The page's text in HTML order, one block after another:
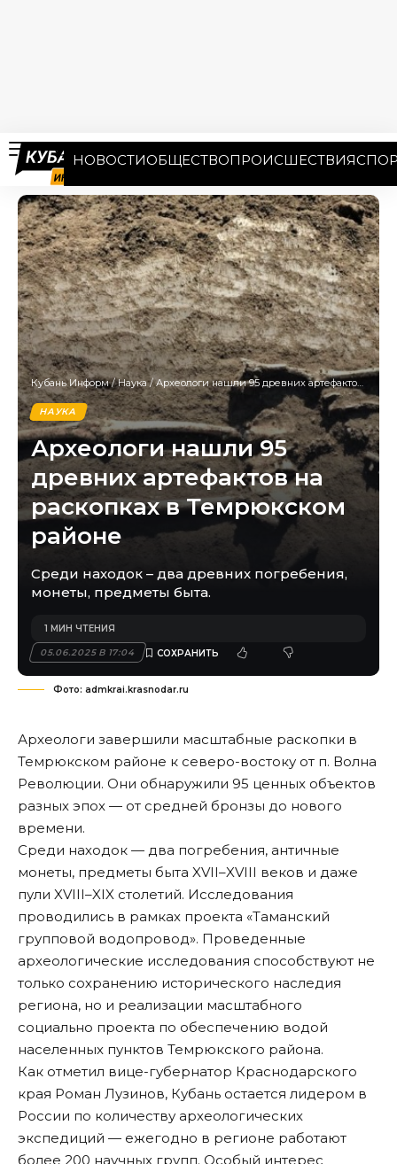
НОВОСТИОБЩЕСТВОПРОИСШЕСТВИЯ
Кубань Информ/Наука/Археологи нашли 95 древних артефактов на раскопках в Темрюкском районе
НАУКА
Археологи нашли 95
древних артефактов на
раскопках в Темрюкском
районе
Среди находок – два древних погребения,
монеты, предметы быта.
05.06.2025 В 17:04
1 МИН ЧТЕНИЯ
Фото: admkrai.krasnodar.ru
Археологи завершили масштабные раскопки в
Темрюкском районе к северо-востоку от п. Волна
Революции. Они обнаружили 95 ценных объектов
разных эпох — от средней бронзы до нового
времени.
Среди находок — два погребения, античные
монеты, предметы быта XVII–XVIII веков и даже
пули XVIII–XIX столетий. Исследования
проводились в рамках проекта «Таманский
групповой водопровод». Проведенные
археологические исследования способствуют не
только сохранению исторического наследия
региона, но и реализации масштабного
социально проекта по обеспечению водой
населенных пунктов Темрюкского района.
Как отметил вице-губернатор Краснодарского
края Роман Лузинов, Кубань остается лидером в
России по количеству археологических
экспедиций — ежегодно в регионе работают
более 200 научных групп. Особый интерес